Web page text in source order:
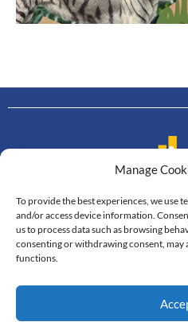
Manage
To provide the best experiences, we use
and/or access device information.
us to process data such as browsing
consenting or withdrawing consent, may
functions.
Department of
Faculty of Science,
Ratchathewi,
Tel: +66 2201-5340-3,